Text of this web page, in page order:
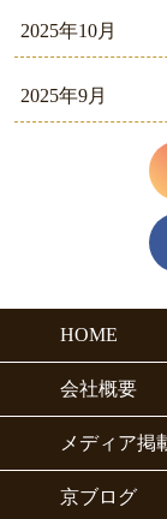
2025年10月
2025年9月
HOME
会社概要
メディア掲
京ブログ